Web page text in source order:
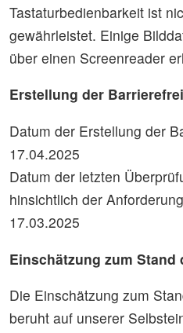
Tastaturbedienbarkeit ist
gewährleistet. Einige
über einen Screenreader
Erstellung der
Datum der Erstellung der
17.04.2025
Datum der letzten
hinsichtlich der
17.03.2025
Einschätzung zum
Die Einschätzung zum
beruht auf unserer